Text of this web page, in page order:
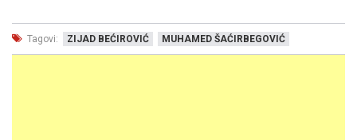
Tagovi: ZIJAD BEĆIROVIĆ MUHAMED ŠAĆIRBEGOVIĆ